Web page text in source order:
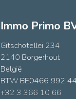
Immo Primo
Gitschotellei 234
2140 Borgerhout
België
BTW BE0466 992
+32 3 366 10 66